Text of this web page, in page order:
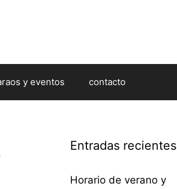
y eventos contacto
Entradas recientes
Horario de verano y